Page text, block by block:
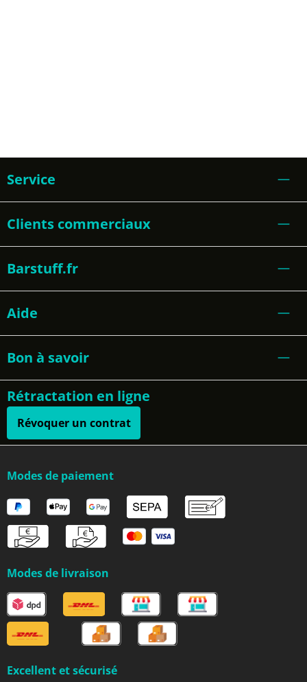
Service
Clients commerciaux
Barstuff.fr
Aide
Bon à savoir
Rétractation en ligne
Révoquer un contrat
Modes de paiement
Modes de livraison
Excellent et sécurisé